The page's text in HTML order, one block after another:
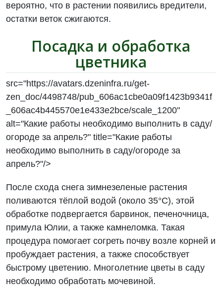
вероятно, что в растении появились вредители,
остатки веток сжигаются.
Посадка и обработка
цветника
src="https://avatars.dzeninfra.ru/get-
zen_doc/4498748/pub_606ac1cbe0a09f1423b9341f
_606ac4b445570e1e433e2bce/scale_1200"
alt="Какие работы необходимо выполнить в саду/
огороде за апрель?" title="Какие работы
необходимо выполнить в саду/огороде за
апрель?"/>
После схода снега зимнезеленые растения
поливаются тёплой водой (около 35°C), этой
обработке подвергается барвинок, печеночница,
примула Юлии, а также камнеломка. Такая
процедура помогает согреть почву возле корней и
пробуждает растения, а также способствует
быстрому цветению. Многолетние цветы в саду
необходимо обработать мочевиной.